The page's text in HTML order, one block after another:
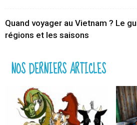
Quand voyager au Vietnam ? Le
régions et les saisons
NOS DERNIERS ARTICLES